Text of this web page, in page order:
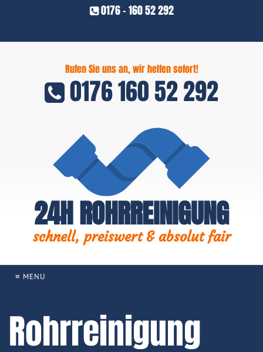
0176 - 160 52 292
Rufen Sie uns an, wir helfen sofort!
0176 160 52 292
24H ROHRREINIGUNG
schnell, preiswert & absolut fair
≡ MENU
Rohrreinigung